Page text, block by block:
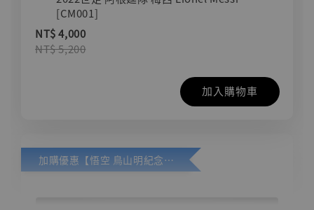
[CM001]
NT$ 4,000
NT$ 5,200
加入購物車
加購優惠【悟空 鳥山明紀念款 [奇蹟工作室]】